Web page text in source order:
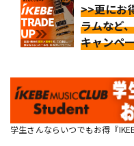
>>更にお
ラムなど
キャンペ
学生さんならいつでもお得『